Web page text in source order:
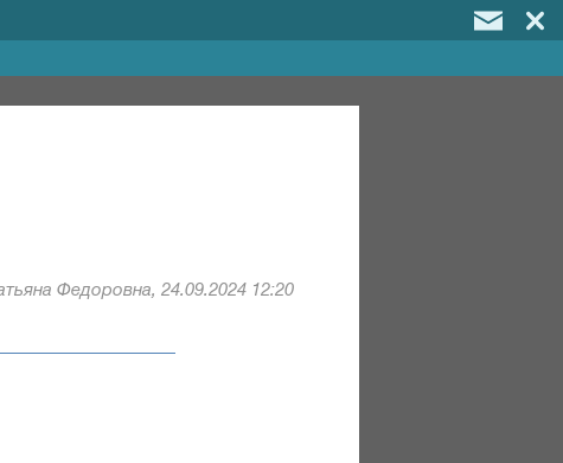
Федоровна, 24.09.2024 12:20